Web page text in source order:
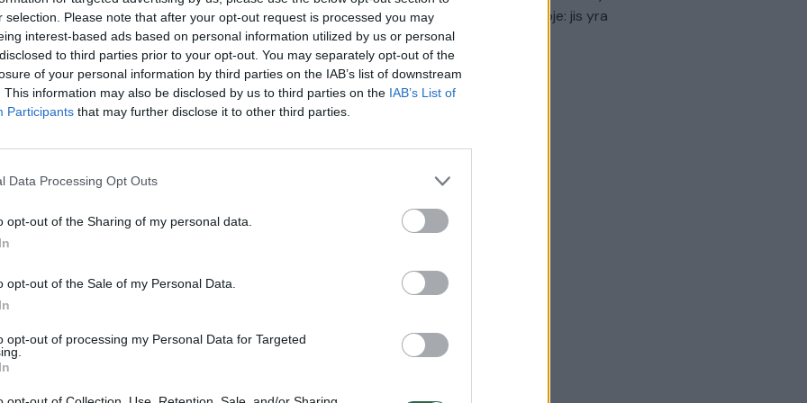
selection. Please note that after your opt-out request is processed you may
interest-based ads based on personal information utilized by us or personal
to third parties prior to your opt-out. You may separately opt-out of the
of your personal information by third parties on the IAB’s list of downstream
This information may also be disclosed by us to third parties on the IAB’s List of
Participants that may further disclose it to other third parties.
Data Processing Opt Outs
opt-out of the Sharing of my personal data.
opt-out of the Sale of my Personal Data.
opt-out of processing my Personal Data for Targeted
vairuotojas žuvo
Visi įrašai
–
kasdienybė – priekabiavimas, patyčios ir
įsitvirtinti Ukrainos politikoje: jis yra
neteisus